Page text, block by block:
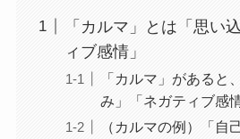
「カルマ」とは「思い
ィブ感情」
「カルマ」があると
み」「ネガティブ感
（カルマの例）「自